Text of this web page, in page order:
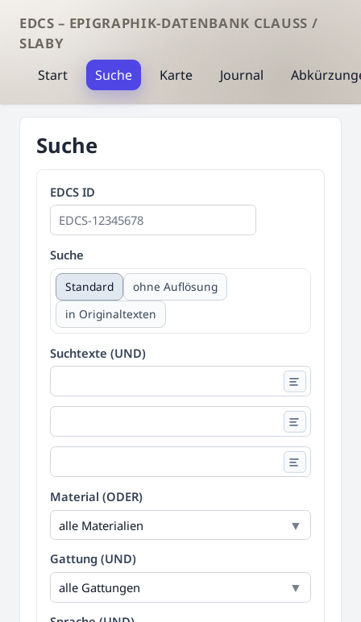
EDCS – EPIGRAPHIK-DATENBANK CLAUSS /
SLABY
Start Suche Karte Journal
Suche
EDCS ID
Suche
Standard
ohne Auflösung
in Originaltexten
Suchtexte (UND)
Material (ODER)
alle Materialien
Gattung (UND)
alle Gattungen